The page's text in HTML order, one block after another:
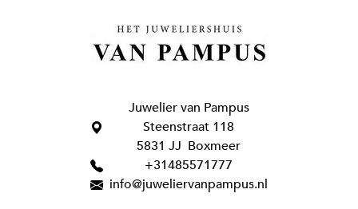
Juwelier van Pampus
Steenstraat 118
5831 JJ Boxmeer
+31485571777
info@juweliervanpampus.nl